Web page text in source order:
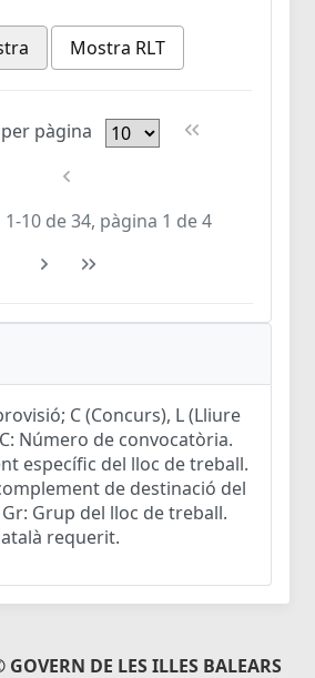
Mostra RLT
pàgina
10 de 34, pàgina 1 de 4
C (Concurs), L (Lliure
Número de convocatòria.
específic del lloc de treball.
de destinació del
Grup del lloc de treball.
requerit.
DE LES ILLES BALEARS